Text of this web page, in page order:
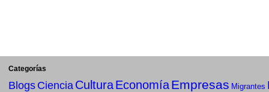
Categorías
BlogsCiencia CulturaEconomíaEmpresas Migrantes